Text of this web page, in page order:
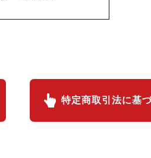
特定商取引法に基